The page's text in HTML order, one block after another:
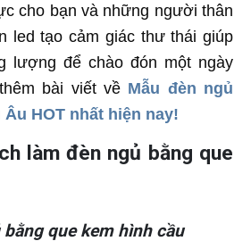
cho bạn và những người thân
led tạo cảm giác thư thái giúp
lượng để chào đón một ngày
bài viết về Mẫu đèn ngủ
HOT nhất hiện nay!
làm đèn ngủ bằng que
que kem hình cầu